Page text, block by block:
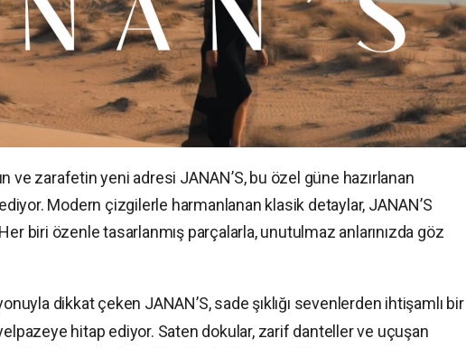
ve zarafetin yeni adresi JANAN’S, bu özel güne hazırlanan
Modern çizgilerle harmanlanan klasik detaylar, JANAN’S
biri özenle tasarlanmış parçalarla, unutulmaz anlarınızda göz
dikkat çeken JANAN’S, sade şıklığı sevenlerden ihtişamlı bir
hitap ediyor. Saten dokular, zarif danteller ve uçuşan